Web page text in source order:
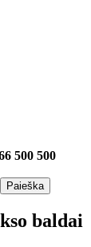
500 500
Paieška
baldai